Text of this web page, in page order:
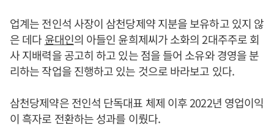
업계는 전인석 사장이 삼천당제약 지분을 보유하고 있지 않
은 데다 윤대인의 아들인 윤희제씨가 소화의 2대주주로 회
사 지배력을 공고히 하고 있는 점을 들어 소유와 경영을 분
리하는 작업을 진행하고 있는 것으로 바라보고 있다.
삼천당제약은 전인석 단독대표 체제 이후 2022년 영업이익
이 흑자로 전환하는 성과를 이뤘다.